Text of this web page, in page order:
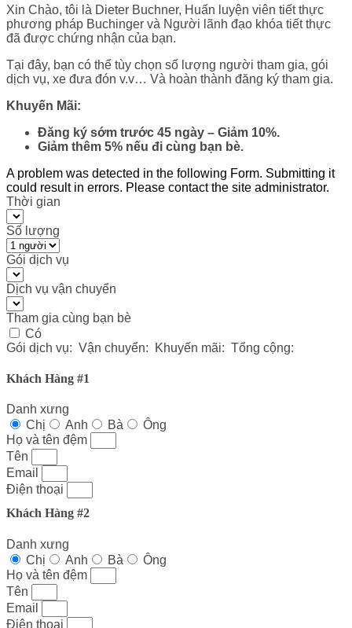
Xin Chào, tôi là Dieter Buchner, Huấn luyện viên tiết thực
phương pháp Buchinger và Người lãnh đạo khóa tiết thực
đã được chứng nhận của bạn.
Tại đây, bạn có thể tùy chọn số lượng người tham gia, gói
dịch vụ, xe đưa đón v.v… Và hoàn thành đăng ký tham gia.
Khuyến Mãi:
Đăng ký sớm trước 45 ngày – Giảm 10%.
Giảm thêm 5% nếu đi cùng bạn bè.
A problem was detected in the following Form. Submitting it
could result in errors. Please contact the site administrator.
Thời gian
Số lượng
Gói dịch vụ
Dịch vụ vận chuyển
Tham gia cùng bạn bè
Có
Gói dịch vụ: Vận chuyển: Khuyến mãi: Tổng cộng:
Khách Hàng #1
Danh xưng
Chị
Anh Bà
Ông
Họ và tên đệm
Tên
Email
Điện thoại
Khách Hàng #2
Danh xưng
Chị
Anh Bà
Ông
Họ và tên đệm
Tên
Email
Điện thoại